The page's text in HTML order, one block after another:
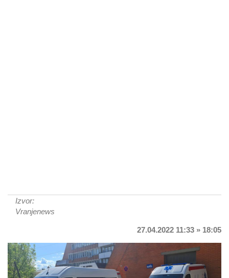
Izvor:
Vranjenews
27.04.2022 11:33 » 18:05